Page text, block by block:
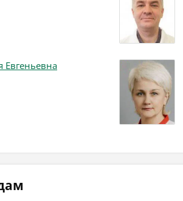
Евгеньевна